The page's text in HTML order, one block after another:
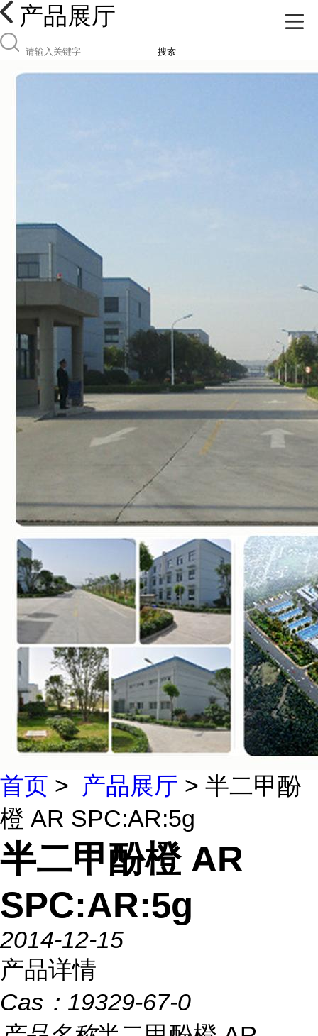
产品展厅
搜索
首页 > 产品展厅 > 半二甲酚
橙 AR SPC:AR:5g
半二甲酚橙 AR
SPC:AR:5g
2014-12-15
产品详情
Cas： 19329-67-0